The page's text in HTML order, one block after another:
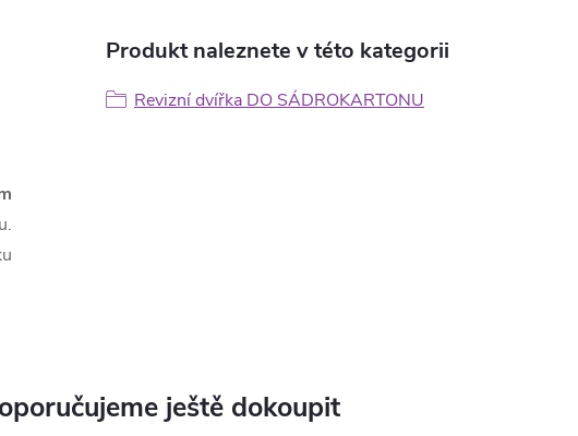
Produkt naleznete v této kategorii
Revizní dvířka DO SÁDROKARTONU
ještě dokoupit